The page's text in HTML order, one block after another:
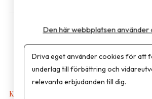
Kalkyler & Verktyg
Den här webbplatsen använder
Driva eget använder cookies för att
underlag till förbättring och
relevanta erbjudanden till dig.